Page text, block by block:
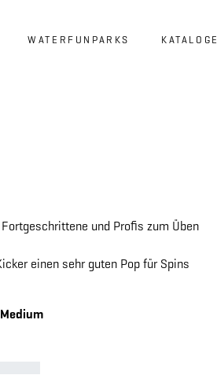
WATERFUNPARKS KATALOGE
und Profis zum Üben
einen sehr guten Pop für Spins